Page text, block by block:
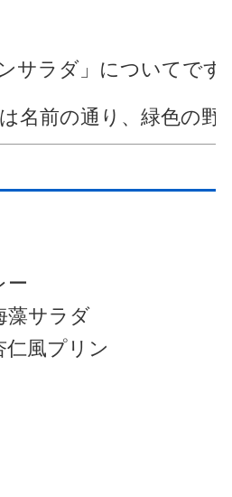
サラダ」についてです
名前の通り、緑色の
ー
藻サラダ
仁風プリン